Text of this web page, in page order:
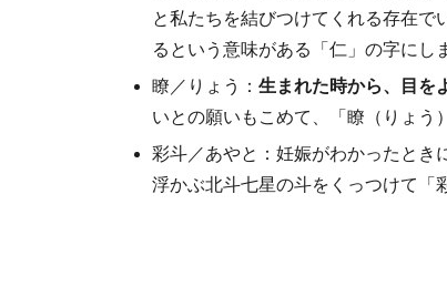
と私たちを結びつけてくれる存在で
るという意味がある「仁」の字にし
瞭／りょう： 生まれた時から、目を
いとの願いもこめて、「瞭（りょう
彩斗／あやと：妊娠がわかったとき
浮かぶ北斗七星の斗をくっつけて「